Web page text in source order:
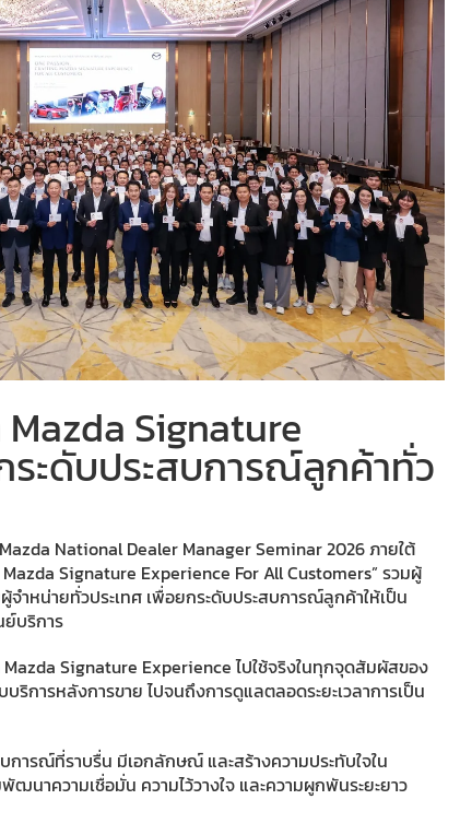
Signature
ระดับประสบการณ์ลูกค้าทั่ว
National Dealer Manager Seminar 2026 ภายใต้
Signature Experience For All Customers” รวมผู้
จำหน่ายทั่วประเทศ เพื่อยกระดับประสบการณ์ลูกค้าให้เป็น
ย์บริการ
Signature Experience ไปใช้จริงในทุกจุดสัมผัสของ
ริการหลังการขาย ไปจนถึงการดูแลตลอดระยะเวลาการเป็น
ารณ์ที่ราบรื่น มีเอกลักษณ์ และสร้างความประทับใจใน
นาความเชื่อมั่น ความไว้วางใจ และความผูกพันระยะยาว